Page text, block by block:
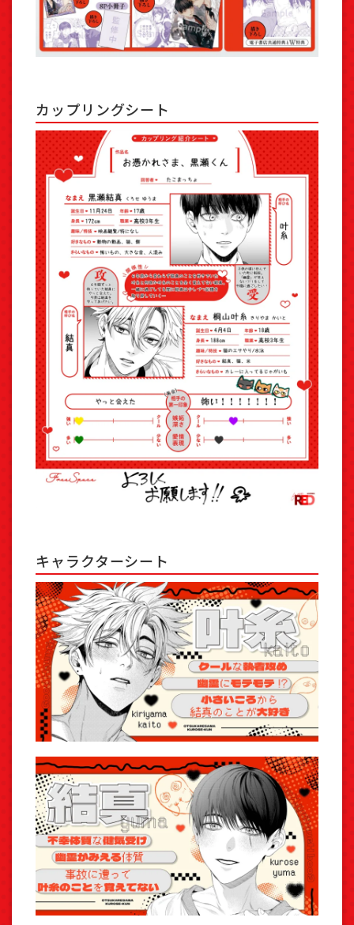
カップリングシート
キャラクターシート